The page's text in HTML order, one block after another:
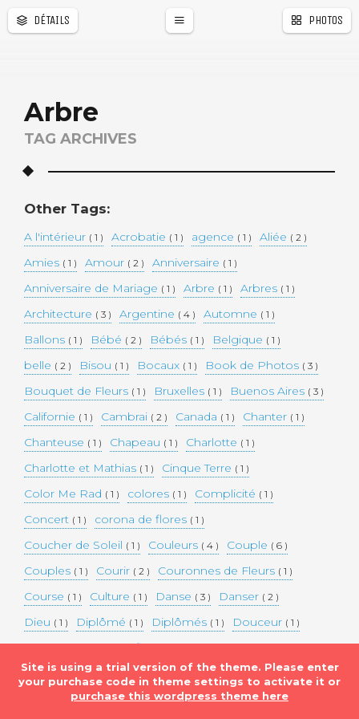
DÉTAILS PHOTOS
Arbre
TAG ARCHIVES
Other Tags:
A l'intérieur ( 1 ) Acrobatie ( 1 ) agence ( 1 ) Aliée ( 2 )
Amies ( 1 ) Amour ( 2 ) Anniversaire ( 1 )
Anniversaire de Mariage ( 1 ) Arbre ( 1 ) Arbres ( 1 )
Architecture ( 3 ) Argentine ( 4 ) Automne ( 1 )
Ballons ( 1 ) Bébé ( 2 ) Bébés ( 1 ) Belgique ( 1 )
belle ( 2 ) Bisou ( 1 ) Bocaux ( 1 ) Book de Photos ( 3 )
Bouquet de Fleurs ( 1 ) Bruxelles ( 1 ) Buenos Aires ( 3 )
Californie ( 1 ) Cambrai ( 2 ) Canada ( 1 ) Chanter ( 1 )
Chanteuse ( 1 ) Chapeau ( 1 ) Charlotte ( 1 )
Charlotte et Mathias ( 1 ) Cinque Terre ( 1 )
Color Me Rad ( 1 ) colores ( 1 ) Complicité ( 1 )
Concert ( 1 ) corona de flores ( 1 )
Coucher de Soleil ( 1 ) Couleurs ( 4 ) Couple ( 6 )
Couples ( 1 ) Courir ( 2 ) Couronnes de Fleurs ( 1 )
Course ( 1 ) Culture ( 1 ) Danse ( 3 ) Danser ( 2 )
Dieu ( 1 ) Diplômé ( 1 ) Diplômés ( 1 ) Douceur ( 1 )
Eaux bleues Edifice Historique Enceinte
Etats-unis ( 2 ) Evénement ( 3 ) Evénements( 3 )
Expérimentation( 1 ) Falaise( 1 ) Famille( 2 )
Site is using a trial version of the theme. Please enter
your purchase code in theme settings to activate it or
purchase this wordpress theme here